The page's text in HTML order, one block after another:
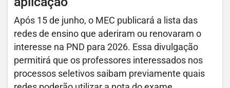
Após 15 de junho, o MEC publicará a lista das
redes de ensino que aderiram ou renovaram o
interesse na PND para 2026. Essa divulgação
permitirá que os professores interessados nos
processos seletivos saibam previamente quais